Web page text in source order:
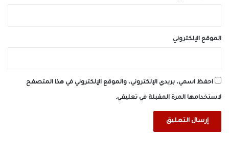
الموقع الإلكتروني
احفظ اسمي، بريدي الإلكتروني، والموقع الإلكتروني في هذا المتصفح
لاستخدامها المرة المقبلة في تعليقي.